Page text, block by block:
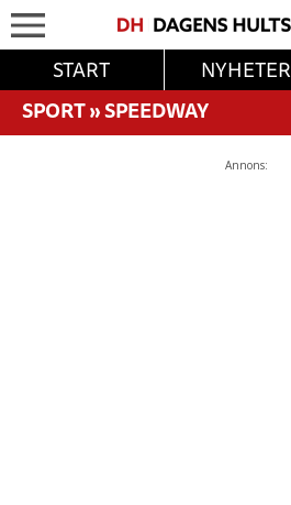
START NYHETER
SPORT»SPEEDWAY
Annons: